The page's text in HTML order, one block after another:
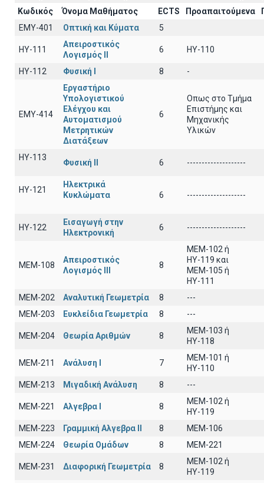
Κωδικός
Όνομα Μαθήματος ECTS Προαπαιτούμενα
EΜY-401
Οπτική και Κύματα 5
HY-111
Απειροστικός
Λογισμός ΙI
6 HY-110
HY-112 Φυσική I 8 -
ΕΜΥ-414
Εργαστήριο
Υπολογιστικού
Ελέγχου και
Αυτοματισμού
Μετρητικών
Διατάξεων
6
Οπως στο Τμήμα
Επιστήμης και
Μηχανικής
Υλικών
ΗΥ-113
Φυσική ΙΙ 6 --------------------
ΗΥ-121
Ηλεκτρικά
Κυκλώματα
6 --------------------
ΗΥ-122
Εισαγωγή στην
Ηλεκτρονική
6 --------------------
ΜΕΜ-108
Απειροστικός
Λογισμός ΙΙI
8
MEM-102 ή
ΗΥ-119 και
ΜΕΜ-105 ή
ΗΥ-111
ΜΕΜ-202
Αναλυτική Γεωμετρία 8
---
ΜΕΜ-203
Ευκλείδια Γεωμετρία 8 ---
ΜΕΜ-204 Θεωρία Αριθμών 8
ΜΕΜ-103 ή
ΗΥ-118
ΜΕΜ-211 Ανάλυση Ι 7
ΜΕΜ-101 ή
ΗΥ-110
ΜΕΜ-213
Μιγαδική Ανάλυση 8 ---
ΜΕΜ-221 Αλγεβρα Ι 8
ΜΕΜ-102 ή
ΗΥ-119
ΜΕΜ-223
Γραμμική Αλγεβρα ΙΙ 8
MEM-106
ΜΕΜ-224
Θεωρία Ομάδων 8 MEM-221
ΜΕΜ-231 Διαφορική Γεωμετρία 8
MEM-102 ή
ΗΥ-119